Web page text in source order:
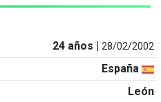
24 años |28/02/2002
España
León